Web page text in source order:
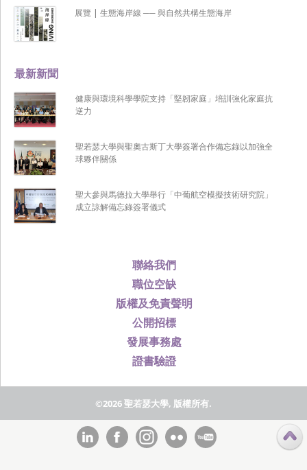
聯絡我們
職位空缺
版權及免責聲明
公開招標
發展事務處
證書驗證
最新新聞
健康與環境科學學院支持「堅韌家庭」培訓強化家庭抗
逆力
聖若瑟大學與聖奧古斯丁大學簽署合作備忘錄以加強全
球夥伴關係
聖大參與馬德拉大學舉行「中葡航空模擬技術研究院」
成立諒解備忘錄簽署儀式
展覽 | 生態海岸線 ── 與自然共構生態海岸
©2026 聖若瑟大學, 版權所有.